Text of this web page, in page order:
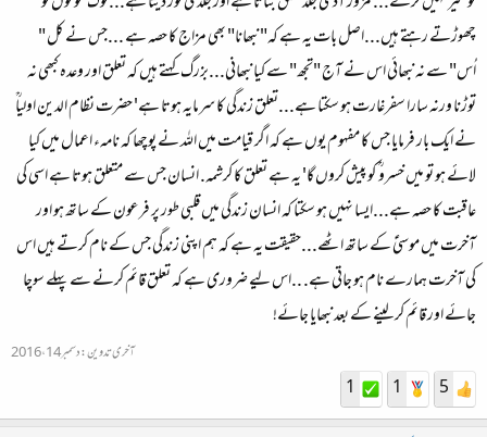
چھوڑتے رہتے ہیں...اصل بات یہ ہے کہ" نبھانا" بھی مزاج کا حصہ ہے ...جس نے کل "
اُس" سے نہ نبھائی اس نے آج "تجھ" سے کیا نبھانی...بزرگ کہتے ہیں کہ تعلق اور وعدہ کبھی نہ
توڑنا ورنہ سارا سفرغارت ہو سکتا ہے...تعلق زندگی کا سرمایہ ہوتا ہے' حضرت نظام الدین اولیاؒ
نے ایک بار فرمایا جس کا مفہوم یوں ہے کہ اگر قیامت میں اللہ نے پوچھا کہ نامہء اعمال میں کیا
لائے ہو تو میں خسرو ؒ کو پیش کروں گا' یہ ہے تعلق کا کرشمہ. انسان جس سے متعلق ہوتا ہے اسی کی
عاقبت کا حصہ ہے...ایسا نہیں ہو سکتا کہ انسان زندگی میں قلبی طور پر فرعون کے ساتھ ہو اور
آخرت میں موسیٰؑ کے ساتھ اٹھے...حقیقت یہ ہے کہ ہم اپنی زندگی جس کے نام کرتے ہیں اس
کی آخرت ہمارے نام ہو جاتی ہے. ..اس لیے ضروری ہے کہ تعلق قائم کرنے سے پہلے سوچا
جائے اور قائم کر لینے کے بعد نبھایا جائے!
آخری تدوین:دسمبر 14، 2016
5
1
1